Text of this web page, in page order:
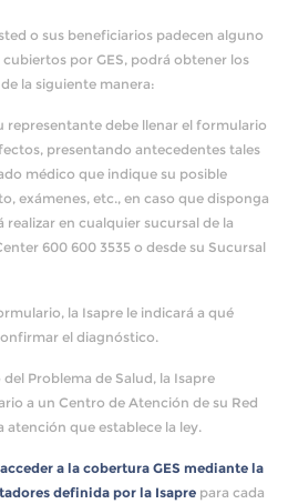
o sus beneficiarios padecen alguno
por GES, podrá obtener los
la siguiente manera:
representante debe llenar el formulario
presentando antecedentes tales
médico que indique su posible
exámenes, etc., en caso que disponga
en cualquier sucursal de la
600 600 3535 o desde su Sucursal
la Isapre le indicará a qué
el diagnóstico.
Problema de Salud, la Isapre
a un Centro de Atención de su Red
atención que establece la ley.
a la cobertura GES mediante la
definida por la Isapre para cada